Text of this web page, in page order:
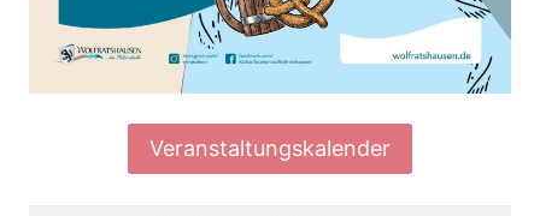
Veranstaltungskalender